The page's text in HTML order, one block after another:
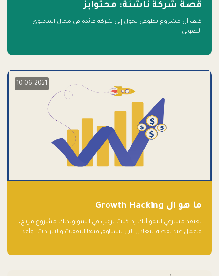
قصة شركة ناشئة: محتوايز
كيف أن مشروع تطوعي تحول إلى شركة قائدة في مجال المحتوى
الصوتي
10-06-2021
ما هو ال Growth Hacking
يعتقد مسرعي النمو أنك إذا كنت ترغب في النمو ولديك مشروع مربح،
فاعمل عند نقطة التعادل التي تتساوى فيها النفقات والإيرادات، وأعد